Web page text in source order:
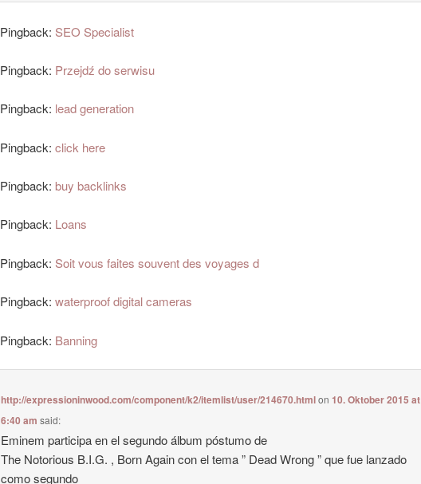
Pingback: SEO Specialist
Pingback: Przejdź do serwisu
Pingback: lead generation
Pingback:click here
Pingback:buy backlinks
Pingback: Loans
Pingback: Soit vous faites souvent des voyages d
Pingback:waterproof digital cameras
Pingback: Banning
http://expressioninwood.com/component/k2/itemlist/user/214670.htmlon10. Oktober 2015 at
6:40 am said:
Eminem participa en el segundo álbum póstumo de
The Notorious B.I.G. , Born Again con el tema ” Dead Wrong ” que fue lanzado
como segundo